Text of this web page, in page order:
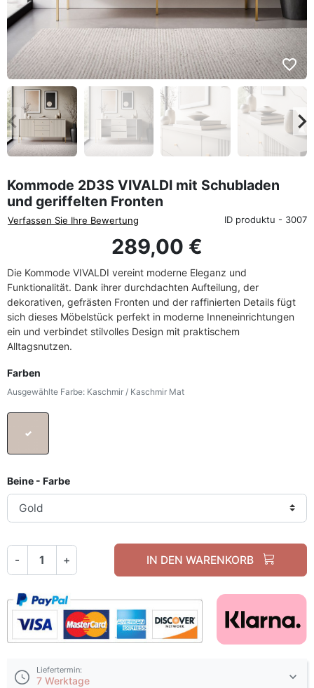
favorite_border
Zurück
Kommode 2D3S VIVALDI mit Schubladen
und geriffelten Fronten
Verfassen Sie Ihre Bewertung ID produktu - 3007
289,00 €
Die Kommode VIVALDI vereint moderne Eleganz und
Funktionalität. Dank ihrer durchdachten Aufteilung, der
dekorativen, gefrästen Fronten und der raffinierten Details fügt
sich dieses Möbelstück perfekt in moderne Inneneinrichtungen
ein und verbindet stilvolles Design mit praktischem
Alltagsnutzen.
Farben
Ausgewählte Farbe: Kaschmir / Kaschmir Mat
Kaschmir / Kaschmir Mat
Beine - Farbe
- + IN DEN WARENKORB
Liefertermin:
7 Werktage